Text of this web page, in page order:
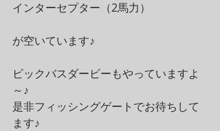
インターセプター（2馬力）
が空いています♪
ビックバスダービーもやっていますよ
～♪
是非フィッシングゲートでお待ちして
ます♪